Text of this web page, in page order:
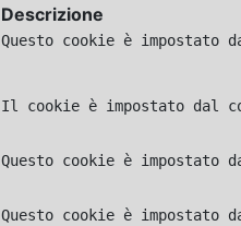
Descrizione
Questo cookie è
Il cookie è impostato dal
Questo cookie è impostato
Questo cookie è